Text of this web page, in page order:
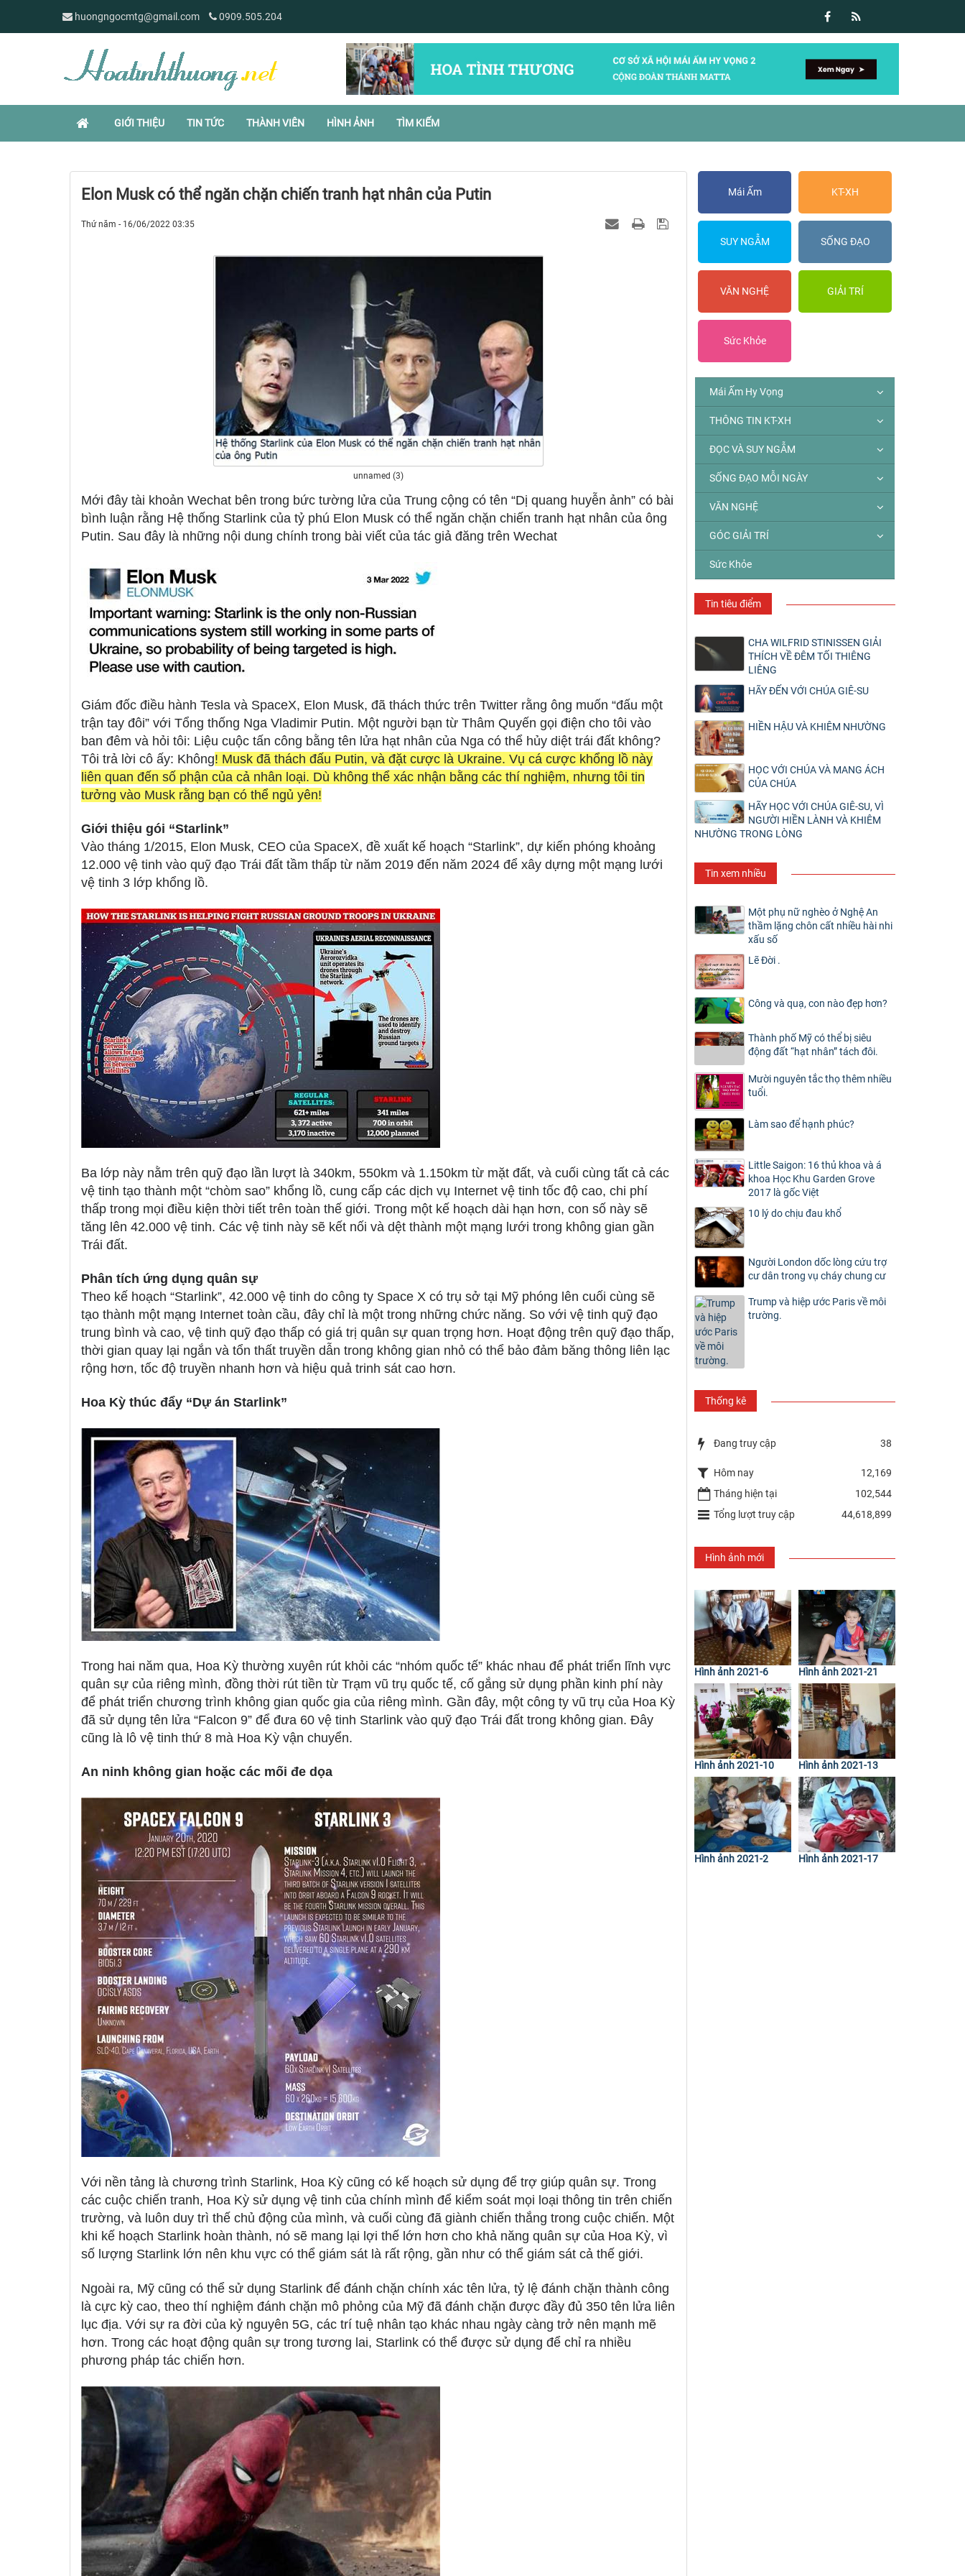
huongngocmtg@gmail.com 0909.505.204
GIỚI THIỆU TIN TỨC THÀNH VIÊN HÌNH ẢNH TÌM KIẾM
Elon Musk có thể ngăn chặn chiến tranh hạt nhân của Putin
Thứ năm - 16/06/2022 03:35
unnamed (3)
Mới đây tài khoản Wechat bên trong bức tường lửa của Trung cộng có tên “Dị quang huyễn ảnh” có bài
bình luận rằng Hệ thống Starlink của tỷ phú Elon Musk có thể ngăn chặn chiến tranh hạt nhân của ông
Putin. Sau đây là những nội dung chính trong bài viết của tác giả đăng trên Wechat
Giám đốc điều hành Tesla và SpaceX, Elon Musk, đã thách thức trên Twitter rằng ông muốn “đấu một
trận tay đôi” với Tổng thống Nga Vladimir Putin. Một người bạn từ Thâm Quyến gọi điện cho tôi vào
ban đêm và hỏi tôi: Liệu cuộc tấn công bằng tên lửa hạt nhân của Nga có thể hủy diệt trái đất không?
Tôi trả lời cô ấy: Không! Musk đã thách đấu Putin, và đặt cược là Ukraine. Vụ cá cược khổng lồ này
liên quan đến số phận của cả nhân loại. Dù không thể xác nhận bằng các thí nghiệm, nhưng tôi tin
tưởng vào Musk rằng bạn có thể ngủ yên!
Giới thiệu gói “Starlink”
Vào tháng 1/2015, Elon Musk, CEO của SpaceX, đề xuất kế hoạch “Starlink”, dự kiến phóng khoảng
12.000 vệ tinh vào quỹ đạo Trái đất tầm thấp từ năm 2019 đến năm 2024 để xây dựng một mạng lưới
vệ tinh 3 lớp khổng lồ.
Ba lớp này nằm trên quỹ đạo lần lượt là 340km, 550km và 1.150km từ mặt đất, và cuối cùng tất cả các
vệ tinh tạo thành một “chòm sao” khổng lồ, cung cấp các dịch vụ Internet vệ tinh tốc độ cao, chi phí
thấp trong mọi điều kiện thời tiết trên toàn thế giới. Trong một kế hoạch dài hạn hơn, con số này sẽ
tăng lên 42.000 vệ tinh. Các vệ tinh này sẽ kết nối và dệt thành một mạng lưới trong không gian gần
Trái đất.
Phân tích ứng dụng quân sự
Theo kế hoạch “Starlink”, 42.000 vệ tinh do công ty Space X có trụ sở tại Mỹ phóng lên cuối cùng sẽ
tạo thành một mạng Internet toàn cầu, đây chỉ là một trong những chức năng. So với vệ tinh quỹ đạo
trung bình và cao, vệ tinh quỹ đạo thấp có giá trị quân sự quan trọng hơn. Hoạt động trên quỹ đạo thấp,
thời gian quay lại ngắn và tổn thất truyền dẫn trong không gian nhỏ có thể bảo đảm băng thông liên lạc
rộng hơn, tốc độ truyền nhanh hơn và hiệu quả trinh sát cao hơn.
Hoa Kỳ thúc đẩy “Dự án Starlink”
Trong hai năm qua, Hoa Kỳ thường xuyên rút khỏi các “nhóm quốc tế” khác nhau để phát triển lĩnh vực
quân sự của riêng mình, đồng thời rút tiền từ Trạm vũ trụ quốc tế, cố gắng sử dụng phần kinh phí này
để phát triển chương trình không gian quốc gia của riêng mình. Gần đây, một công ty vũ trụ của Hoa Kỳ
đã sử dụng tên lửa “Falcon 9” để đưa 60 vệ tinh Starlink vào quỹ đạo Trái đất trong không gian. Đây
cũng là lô vệ tinh thứ 8 mà Hoa Kỳ vận chuyển.
An ninh không gian hoặc các mối đe dọa
Với nền tảng là chương trình Starlink, Hoa Kỳ cũng có kế hoạch sử dụng để trợ giúp quân sự. Trong
các cuộc chiến tranh, Hoa Kỳ sử dụng vệ tinh của chính mình để kiểm soát mọi loại thông tin trên chiến
trường, và luôn duy trì thế chủ động của mình, và cuối cùng đã giành chiến thắng trong cuộc chiến. Một
khi kế hoạch Starlink hoàn thành, nó sẽ mang lại lợi thế lớn hơn cho khả năng quân sự của Hoa Kỳ, vì
số lượng Starlink lớn nên khu vực có thể giám sát là rất rộng, gần như có thể giám sát cả thế giới.
Ngoài ra, Mỹ cũng có thể sử dụng Starlink để đánh chặn chính xác tên lửa, tỷ lệ đánh chặn thành công
là cực kỳ cao, theo thí nghiệm đánh chặn mô phỏng của Mỹ đã đánh chặn được đầy đủ 350 tên lửa liên
lục địa. Với sự ra đời của kỷ nguyên 5G, các trí tuệ nhân tạo khác nhau ngày càng trở nên mạnh mẽ
hơn. Trong các hoạt động quân sự trong tương lai, Starlink có thể được sử dụng để chỉ ra nhiều
phương pháp tác chiến hơn.
Mái Ấm KT-XH
SUY NGẪM SỐNG ĐẠO
VĂN NGHỆ GIẢI TRÍ
Sức Khỏe
Mái Ấm Hy Vọng
THÔNG TIN KT-XH
ĐỌC VÀ SUY NGẪM
SỐNG ĐẠO MỖI NGÀY
VĂN NGHỆ
GÓC GIẢI TRÍ
Sức Khỏe
Tin tiêu điểm
CHA WILFRID STINISSEN GIẢI
THÍCH VỀ ĐÊM TỐI THIÊNG
LIÊNG
HÃY ĐẾN VỚI CHÚA GIÊ-SU
HIỀN HẬU VÀ KHIÊM NHƯỜNG
HỌC VỚI CHÚA VÀ MANG ÁCH
CỦA CHÚA
HÃY HỌC VỚI CHÚA GIÊ-SU, VÌ
NGƯỜI HIỀN LÀNH VÀ KHIÊM
NHƯỜNG TRONG LÒNG
Tin xem nhiều
Một phụ nữ nghèo ở Nghệ An
thầm lặng chôn cất nhiều hài nhi
xấu số
Lẽ Đời .
Công và quạ, con nào đẹp hơn?
Thành phố Mỹ có thể bị siêu
động đất “hạt nhân” tách đôi.
Mười nguyên tắc thọ thêm nhiều
tuổi.
Làm sao để hạnh phúc?
Little Saigon: 16 thủ khoa và á
khoa Học Khu Garden Grove
2017 là gốc Việt
10 lý do chịu đau khổ
Người London dốc lòng cứu trợ
cư dân trong vụ cháy chung cư
Trump và hiệp ước Paris về môi
trường.
Thống kê
Đang truy cập 38
Hôm nay
12,169
Tháng hiện tại
102,544
Tổng lượt truy cập
44,618,899
Hình ảnh mới
Hình ảnh 2021-6 Hình ảnh 2021-21
Hình ảnh 2021-10 Hình ảnh 2021-13
Hình ảnh 2021-2 Hình ảnh 2021-17